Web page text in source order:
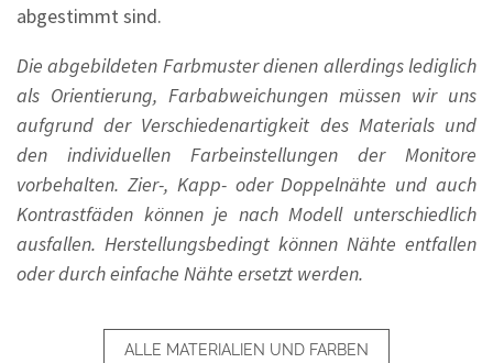
abgestimmt sind.
Die abgebildeten Farbmuster dienen allerdings lediglich
als Orientierung, Farbabweichungen müssen wir uns
aufgrund der Verschiedenartigkeit des Materials und
den individuellen Farbeinstellungen der Monitore
vorbehalten. Zier-, Kapp- oder Doppelnähte und auch
Kontrastfäden können je nach Modell unterschiedlich
ausfallen. Herstellungsbedingt können Nähte entfallen
oder durch einfache Nähte ersetzt werden.
ALLE MATERIALIEN UND FARBEN